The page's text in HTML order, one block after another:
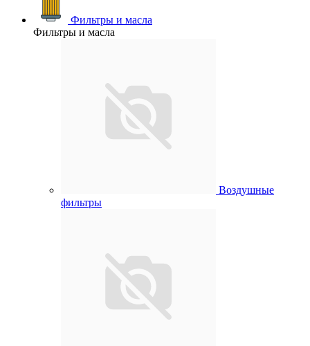
Фильтры и масла
Фильтры и масла
Воздушные
фильтры